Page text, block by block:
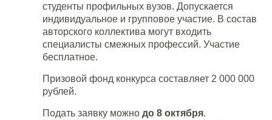
студенты профильных вузов. Допускается
индивидуальное и групповое участие. В состав
авторского коллектива могут входить
специалисты смежных профессий. Участие
бесплатное.
Призовой фонд конкурса составляет 2 000 000
рублей.
Подать заявку можно до 8 октября.